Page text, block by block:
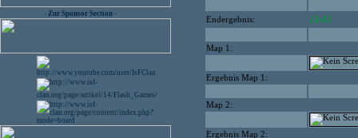
- Zur Sponsor Section -
Endergebnis: 22:02
Map 1:
Ergebnis Map 1:
Map 2:
Ergebnis Map 2: